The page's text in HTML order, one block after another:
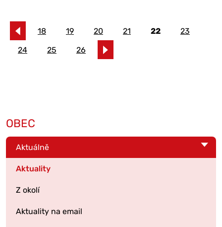
18 19 20 21 22
23
24
25 26
OBEC
Aktuálně
Aktuality
Z okolí
Aktuality na email